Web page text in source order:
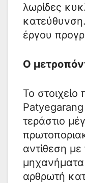
λωρίδες
έργου
Ο
Το στοιχείο
Patyegarang
τεράστιο
αντίθεση
μηχανήματα
αρθρωτή